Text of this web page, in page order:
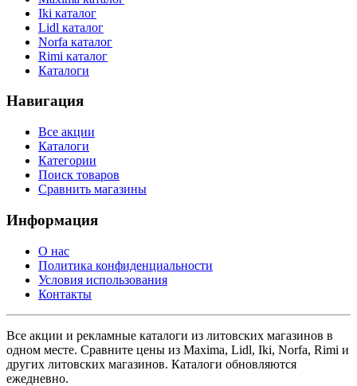
Iki каталог
Lidl каталог
Norfa каталог
Rimi каталог
Каталоги
Навигация
Все акции
Каталоги
Категории
Поиск товаров
Сравнить магазины
Информация
О нас
Политика конфиденциальности
Условия использования
Контакты
Все акции и рекламные каталоги из литовских магазинов в
одном месте. Сравните цены из Maxima, Lidl, Iki, Norfa, Rimi и
других литовских магазинов. Каталоги обновляются
ежедневно.